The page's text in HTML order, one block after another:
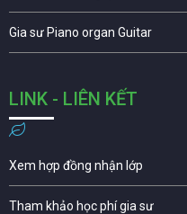
Gia sư Piano organ Guitar
LINK - LIÊN KẾT
Xem hợp đồng nhận lớp
Tham khảo học phí gia sư